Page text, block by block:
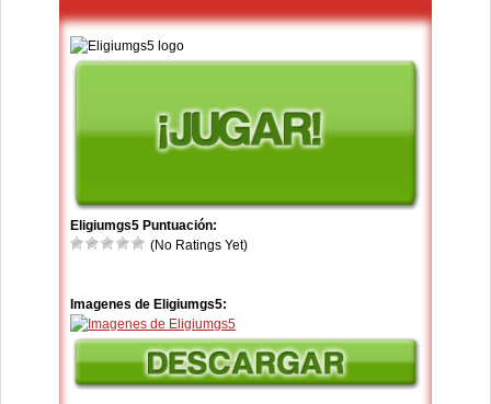
Eligiumgs5 Puntuación:
(No Ratings Yet)
Imagenes de Eligiumgs5: